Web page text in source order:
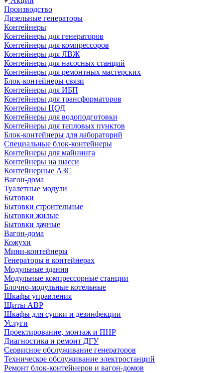
Производство
Дизельные генераторы
Контейнеры
Контейнеры для генераторов
Контейнеры для компрессоров
Контейнеры для ЛВЖ
Контейнеры для насосных станций
Контейнеры для ремонтных мастерских
Блок-контейнеры связи
Контейнеры для ИБП
Контейнеры для трансформаторов
Контейнеры ЦОД
Контейнеры для водоподготовки
Контейнеры для тепловых пунктов
Блок-контейнеры для лабораторий
Специальные блок-контейнеры
Контейнеры для майнинга
Контейнеры на шасси
Контейнерные АЗС
Вагон-дома
Туалетные модули
Бытовки
Бытовки строительные
Бытовки жилые
Бытовки дачные
Вагон-дома
Кожухи
Мини-контейнеры
Генераторы в контейнерах
Модульные здания
Модульные компрессорные станции
Блочно-модульные котельные
Шкафы управления
Щиты АВР
Шкафы для сушки и дезинфекции
Услуги
Проектирование, монтаж и ПНР
Диагностика и ремонт ДГУ
Сервисное обслуживание генераторов
Техническое обслуживание электростанций
Ремонт блок-контейнеров и вагон-домов